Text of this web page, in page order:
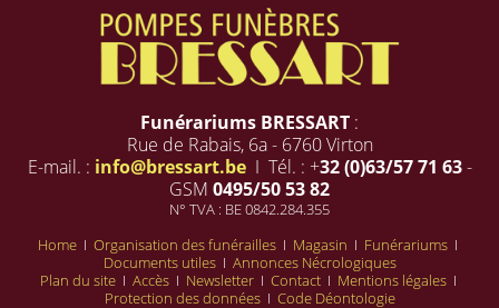
Funérariums BRESSART :
Rue de Rabais, 6a - 6760 Virton
E-mail. : info@bressart.beI Tél. : +32 (0)63/57 71 63-
GSM 0495/50 53 82
N° TVA : BE 0842.284.355
Home I Organisation des funérailles I Magasin I Funérariums I
Documents utiles I Annonces Nécrologiques
Plan du site I Accès I Newsletter I Contact I Mentions légales I
Protection des données I Code Déontologie